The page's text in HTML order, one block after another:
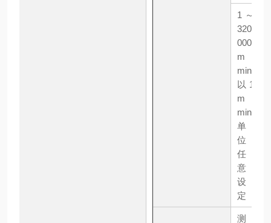
1 ～
320
000
m /
min
以1
m /
min
单
位
任
意
设
定
测